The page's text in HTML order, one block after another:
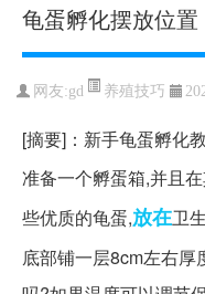
龟蛋孵化摆放位置
网友:gd 养殖技巧
[摘要]：新手龟蛋孵化
准备一个孵蛋箱,并且
些优质的龟蛋,放在卫
底部铺一层8cm左右厚